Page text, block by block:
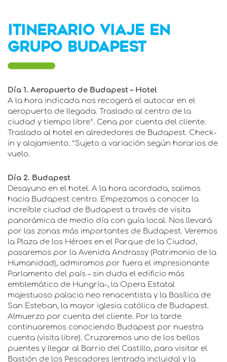
ITINERARIO VIAJE EN
GRUPO BUDAPEST
Día 1. Aeropuerto de Budapest – Hotel
A la hora indicada nos recogerá el autocar en el
aeropuerto de llegada. Traslado al centro de la
ciudad y tiempo libre*. Cena por cuenta del cliente.
Traslado al hotel en alrededores de Budapest. Check-
in y alojamiento. *Sujeto a variación según horarios de
vuelo.
Día 2. Budapest
Desayuno en el hotel. A la hora acordada, salimos
hacia Budapest centro. Empezamos a conocer la
increíble ciudad de Budapest a través de visita
panorámica de medio día con guía local. Nos llevará
por las zonas más importantes de Budapest. Veremos
la Plaza de los Héroes en el Parque de la Ciudad,
pasaremos por la Avenida Andrassy (Patrimonio de la
Humanidad), admiramos por fuera el impresionante
Parlamento del país – sin duda el edificio más
emblemático de Hungría-, la Opera Estatal
majestuoso palacio neo renacentista y la Basílica de
San Esteban, la mayor iglesia católica de Budapest.
Almuerzo por cuenta del cliente. Por la tarde
continuaremos conociendo Budapest por nuestra
cuenta (visita libre). Cruzaremos uno de los bellos
puentes y llegar al Barrio del Castillo, para visitar el
Bastión de los Pescadores (entrada incluida) y la